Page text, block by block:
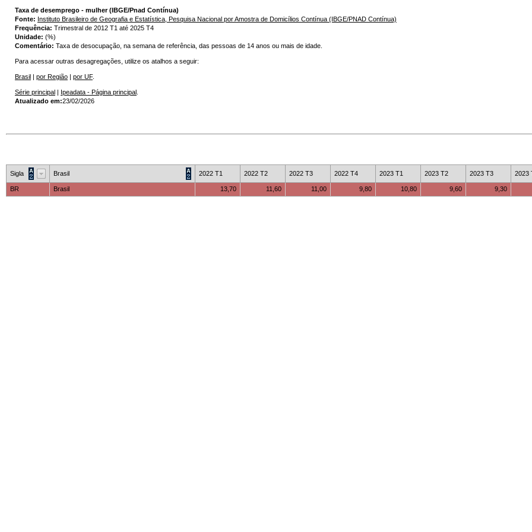
Taxa de desemprego - mulher (IBGE/Pnad Contínua)
Fonte: Instituto Brasileiro de Geografia e Estatística, Pesquisa Nacional por Amostra de Domicílios Contínua (IBGE/PNAD Contínua)
Frequência: Trimestral de 2012 T1 até 2025 T4
Unidade: (%)
Comentário: Taxa de desocupação, na semana de referência, das pessoas de 14 anos ou mais de idade.
Para acessar outras desagregações, utilize os atalhos a seguir:
Brasil | por Região | por UF.
Série principal | Ipeadata - Página principal
Atualizado em:23/02/2026
Sigla Brasil 2022 T1 2022 T2 2022 T3 2022 T4 2023 T1 2023 T2 2023 T3 2023
BR Brasil 13,70 11,60 11,00 9,80 10,80 9,60 9,30